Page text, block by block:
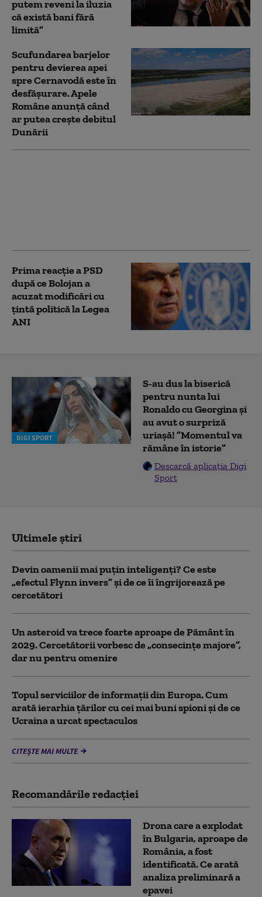
putem reveni la iluzia
că există bani fără
limită”
Scufundarea barjelor
pentru devierea apei
spre Cernavodă este în
desfășurare. Apele
Române anunță când
ar putea crește debitul
Dunării
Prima reacție a PSD
după ce Bolojan a
acuzat modificări cu
țintă politică la Legea
ANI
DIGI SPORT
S-au dus la biserică
pentru nunta lui
Ronaldo cu Georgina și
au avut o surpriză
uriașă! ”Momentul va
rămâne în istorie”
Descarcă aplicația Digi
Sport
Ultimele știri
Devin oamenii mai puțin inteligenți? Ce este
„efectul Flynn invers” și de ce îi îngrijorează pe
cercetători
Un asteroid va trece foarte aproape de Pământ în
2029. Cercetătorii vorbesc de „consecințe majore”,
dar nu pentru omenire
Topul serviciilor de informații din Europa. Cum
arată ierarhia țărilor cu cei mai buni spioni și de ce
Ucraina a urcat spectaculos
CITEȘTE MAI MULTE
Recomandările redacţiei
Drona care a explodat
în Bulgaria, aproape de
România, a fost
identificată. Ce arată
analiza preliminară a
epavei